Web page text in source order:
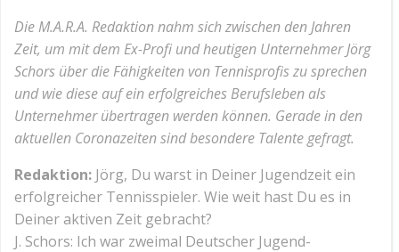
Die M.A.R.A. Redaktion nahm sich zwischen den Jahren
Zeit, um mit dem Ex-Profi und heutigen Unternehmer Jörg
Schors über die Fähigkeiten von Tennisprofis zu sprechen
und wie diese auf ein erfolgreiches Berufsleben als
Unternehmer übertragen werden können. Gerade in den
aktuellen Coronazeiten sind besondere Talente gefragt.
Redaktion: Jörg, Du warst in Deiner Jugendzeit ein
erfolgreicher Tennisspieler. Wie weit hast Du es in
Deiner aktiven Zeit gebracht?
J. Schors: Ich war zweimal Deutscher Jugend-